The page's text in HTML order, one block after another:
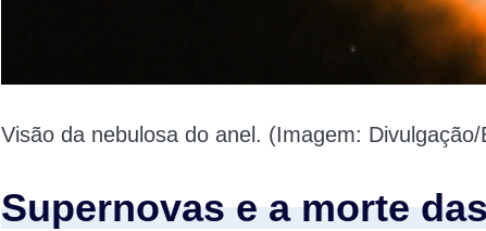
Visão da nebulosa do anel. (Imagem: Divulgação/
Supernovas e a morte